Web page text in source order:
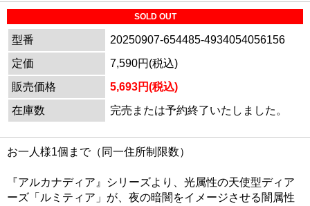
SOLD OUT
型番
20250907-654485-4934054056156
定価
7,590円(税込)
販売価格
5,693円(税込)
在庫数
完売または予約終了いたしました。
お一人様1個まで（同一住所制限数）
『アルカナディア』シリーズより、光属性の天使型ディア
ーズ「ルミティア」が、夜の暗闇をイメージさせる闇属性